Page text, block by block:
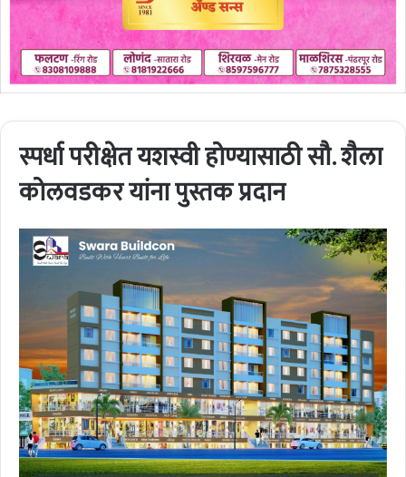
स्पर्धा परीक्षेत यशस्वी होण्यासाठी सौ. शैला
कोलवडकर यांना पुस्तक प्रदान